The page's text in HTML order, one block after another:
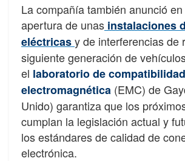
La compañía también anunció
apertura de unas instalaciones
eléctricasy de interferencias de
siguiente generación de
el laboratorio de compatibilidad
electromagnética (EMC) de
Unido) garantiza que los
cumplan la legislación actual y
los estándares de calidad de
electrónica.